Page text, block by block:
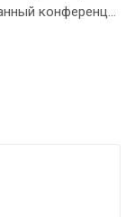
конференц-
собой, что